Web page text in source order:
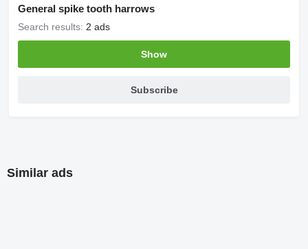
General spike tooth harrows
Search results: 2 ads
Show
Subscribe
Similar ads